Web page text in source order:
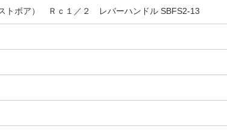
トボア） Ｒｃ１／２ レバーハンドル SBFS2-13